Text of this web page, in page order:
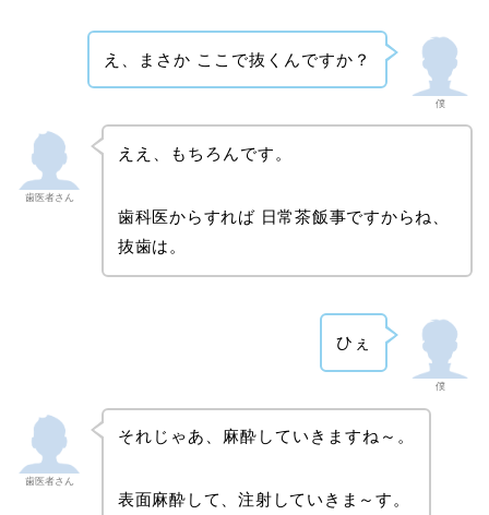
僕
え、まさか ここで抜くんですか？
歯医者さん
ええ、もちろんです。
歯科医からすれば 日常茶飯事ですからね、
抜歯は。
僕
ひぇ
歯医者さん
それじゃあ、麻酔していきますね～。
表面麻酔して、注射していきま～す。